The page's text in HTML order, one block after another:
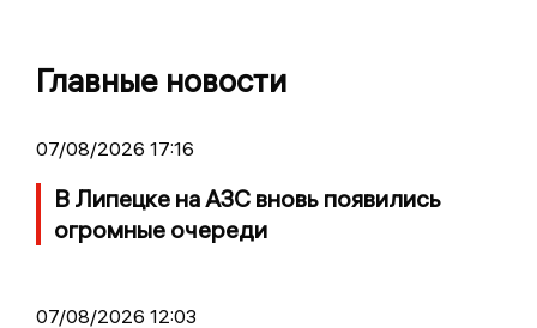
Главные новости
07/08/2026 17:16
В Липецке на АЗС вновь появились
огромные очереди
07/08/2026 12:03